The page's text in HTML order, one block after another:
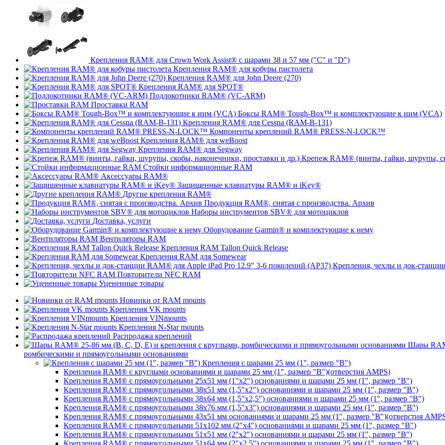
Крепления RAM® для Crown Work Assist® с шарами 38 и 57 мм ("C" и "D")
Крепления RAM® для кобуры пистолета
Крепления RAM® для John Deere (270)
Крепления RAM® для SPOT®
Подлокотники RAM® (VC-ARM)
Проставки RAM
Боксы RAM® Tough-Box™ и комплектующие к ним (VCA)
Крепления RAM® для Cessna (RAM-B-131)
Компоненты креплений RAM® PRESS-N-LOCK™
Крепления RAM® для weBoost
Крепления RAM® для Segway
Крепеж RAM® (винты, гайки, шурупы,
Стойки информационные RAM
Аксессуары RAM®
Защищенные клавиатуры RAM® и iKey®
Другие крепления RAM®
Продукция RAM®, снятая с производства. Архив
Наборы инструментов SBV® для мотоциклов
Доставка, услуги
Оборудование Garmin® и комплектующие к нему
Вентиляторы RAM
Крепления RAM Tallon Quick Release
Крепления RAM для Somewear
Крепления, чехлы и док-
Повторители NFC RAM
Уцененные товары
Новинки от RAM mounts
Крепления VK mounts
Крепления VINmounts
Крепления N-Star mounts
Распродажа креплений
Шары
ромбическими и прямоугольными основаниями
Крепления с шарами 25 мм (1", размер "B")
Крепления RAM® с круглыми основаниями и шарами 25 мм (1", размер "B")(отверстия AMPS)
Крепления RAM® с прямоугольными 25х51 мм (1"х2") основаниями и шарами 25 мм (1", размер "B")
Крепления RAM® с прямоугольными 38х51 мм (1,5"х2") основаниями и шарами 25 мм (1", размер "B")
Крепления RAM® с прямоугольными 38х64 мм (1,5"х2,5") основаниями и шарами 25 мм (1", размер "B")
Крепления RAM® с прямоугольными 38х76 мм (1,5"х3") основаниями и шарами 25 мм (1", размер "B")
Крепления RAM® с прямоугольными 43x51 мм основаниями и шарами 25 мм (1", размер "B")(отверстия
Крепления RAM® с прямоугольными 51х102 мм (2"х4") основаниями и шарами 25 мм (1", размер "B")
Крепления RAM® с прямоугольными 51х51 мм (2"х2") основаниями и шарами 25 мм (1", размер "B")
Крепления RAM® с прямоугольными 51х64 мм (2"х2,5") основаниями и шарами 25 мм (1", размер "B")